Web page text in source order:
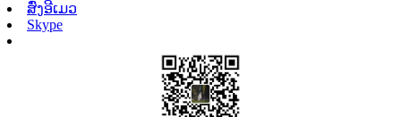
ສົ່ງອີເມວ
Skype